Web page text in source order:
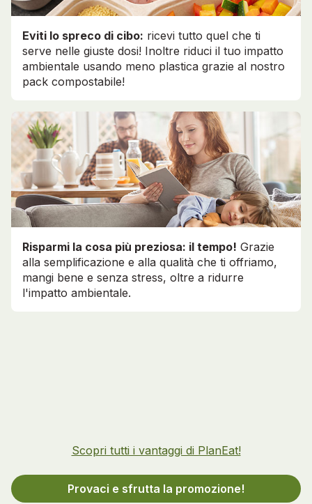
Eviti lo spreco di cibo: ricevi tutto quel che ti
serve nelle giuste dosi! Inoltre riduci il tuo impatto
ambientale usando meno plastica grazie al nostro
pack compostabile!
Risparmi la cosa più preziosa: il tempo! Grazie
alla semplificazione e alla qualità che ti offriamo,
mangi bene e senza stress, oltre a ridurre
l'impatto ambientale.
Scopri tutti i vantaggi di PlanEat!
Provaci e sfrutta la promozione!